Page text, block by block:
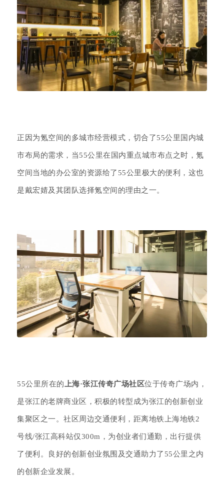
正因为氪空间的多城市经营模式，切合了55公里国内城
市布局的需求，当55公里在国内重点城市布点之时，氪
空间当地的办公室的资源给了55公里极大的便利，这也
是戴宏婧及其团队选择氪空间的理由之一。
55公里所在的 上海·张江传奇广场社区位于传奇广场内，
是张江的老牌商业区，积极的转型成为张江的创新创业
集聚区之一。社区周边交通便利，距离地铁上海地铁2
号线/张江高科站仅300m，为创业者们通勤，出行提供
了便利。良好的创新创业氛围及交通助力了55公里之内
的创新企业发展。